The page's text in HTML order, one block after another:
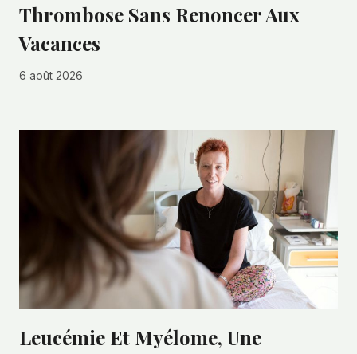
Thrombose Sans Renoncer Aux
Vacances
6 août 2026
Leucémie Et Myélome, Une